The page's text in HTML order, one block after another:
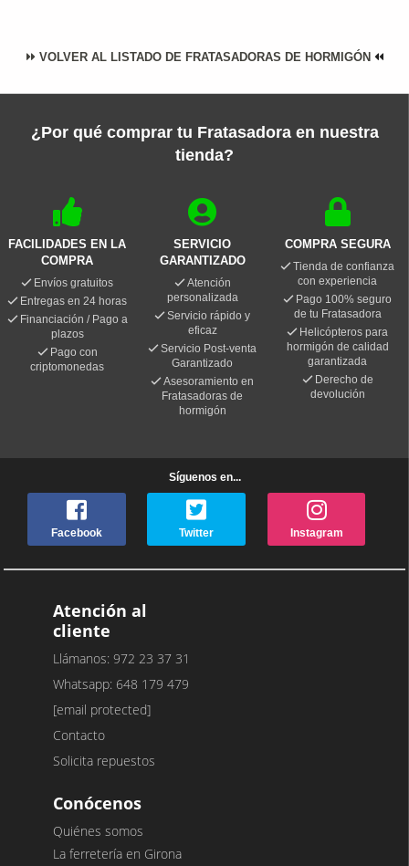
VOLVER AL LISTADO DE FRATASADORAS DE HORMIGÓN
¿Por qué comprar tu Fratasadora en nuestra
tienda?
FACILIDADES EN LA
COMPRA
Envíos gratuitos
Entregas en 24 horas
Financiación / Pago a
plazos
Pago con
criptomonedas
SERVICIO
GARANTIZADO
Atención
personalizada
Servicio rápido y
eficaz
Servicio Post-venta
Garantizado
Asesoramiento en
Fratasadoras de
hormigón
COMPRA SEGURA
Tienda de confianza
con experiencia
Pago 100% seguro
de tu Fratasadora
Helicópteros para
hormigón de calidad
garantizada
Derecho de
devolución
Síguenos en...
Facebook Twitter Instagram
Atención al
cliente
Llámanos: 972 23 37 31
Whatsapp: 648 179 479
[email protected]
Contacto
Solicita repuestos
Conócenos
Quiénes somos
La ferretería en Girona